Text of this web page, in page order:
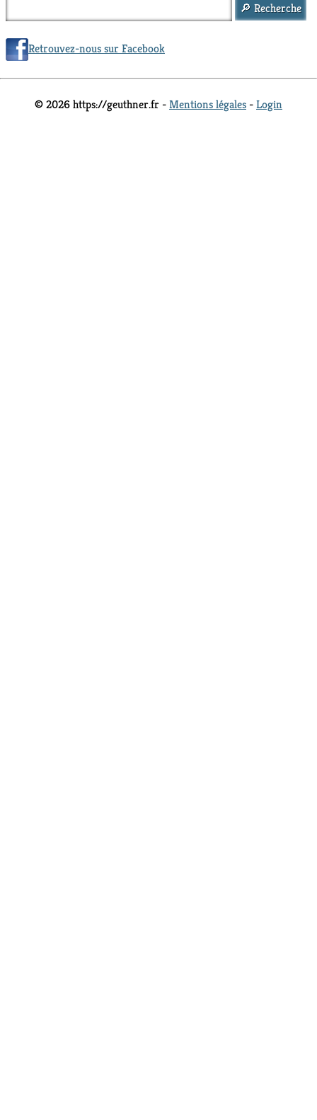
Retrouvez-nous sur Facebook
© 2026 https://geuthner.fr -Mentions légales -Login